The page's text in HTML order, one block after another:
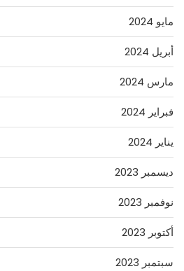
مايو 2024
أبريل 2024
مارس 2024
فبراير 2024
يناير 2024
ديسمبر 2023
نوفمبر 2023
أكتوبر 2023
سبتمبر 2023